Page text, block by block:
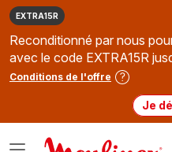
EXTRA15R
Reconditionné par nous
avec le code EXTRA15R
Conditions de l'offre
Je